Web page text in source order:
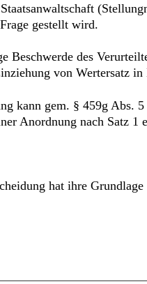
gestellt wird.
Beschwerde des
von Wertersatz
kann gem. § 459g Abs.
Anordnung nach Satz 1
hat ihre